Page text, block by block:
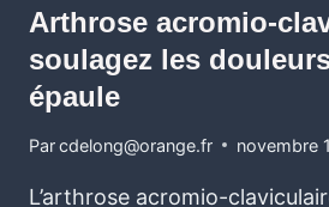
Arthrose acromio-
soulagez les
épaule
Parcdelong@orange.fr novembre
L’arthrose acromio-